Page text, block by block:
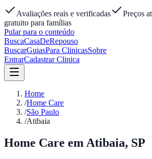
Avaliações reais e verificadas Preços
gratuito para famílias
Pular para o conteúdo
BuscaCasaDeRepouso
BuscarGuiasPara ClinicasSobre
EntrarCadastrar Clinica
Home
/Home Care
/São Paulo
/Atibaia
Home Care em Atibaia, SP